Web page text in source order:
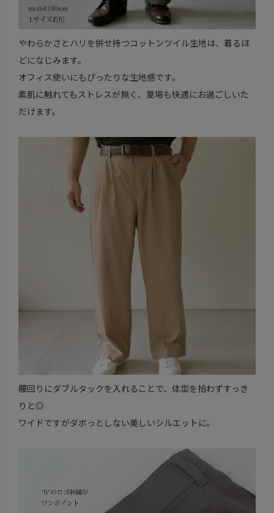
やわらかさとハリを併せ持つコットンツイル生地は、着るほ
どになじみます。
オフィス使いにもぴったりな生地感です。
素肌に触れてもストレスが無く、夏場も快適にお過ごしいた
だけます。
腰回りにダブルタックを入れることで、体型を拾わずすっき
りと◎
ワイドですがダボっとしない美しいシルエットに。